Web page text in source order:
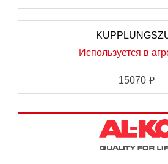
Используется в
15070 i